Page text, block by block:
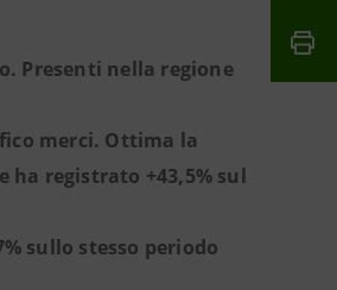
Presenti nella regione
merci. Ottima la
registrato +43,5% sul
sullo stesso periodo